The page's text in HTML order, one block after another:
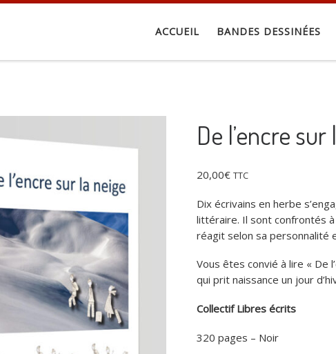
ACCUEIL BANDES DESSINÉES
De l’encre
20,00€ TTC
Dix écrivains en herbe
littéraire. Il sont confrontés
réagit selon sa personnalité
Vous êtes convié à lire « De
qui prit naissance un jour
Collectif Libres écrits
320 pages – Noir